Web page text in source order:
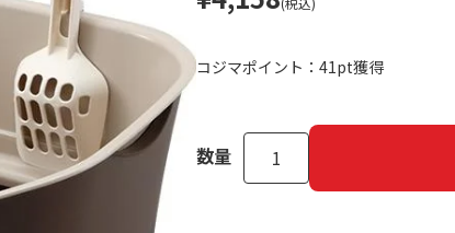
コジマポイント： 41pt獲得
数量